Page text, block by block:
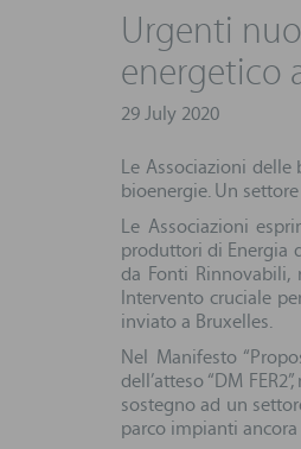
Urgenti
energetico
29 July 2020
Le Associazioni
bioenergie. Un
Le Associazioni
produttori di Energia
da Fonti
Intervento cruciale
inviato a Bruxelles.
Nel Manifesto
dell’atteso “DM
sostegno ad un
parco impianti